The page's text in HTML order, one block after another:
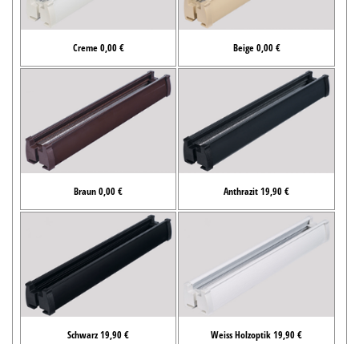
Creme 0,00 € Beige 0,00 €
Braun 0,00 € Anthrazit 19,90 €
Schwarz 19,90 € Weiss Holzoptik 19,90 €